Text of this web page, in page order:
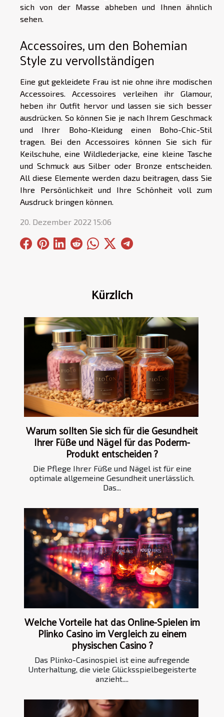
Kürzlich
Warum sollten Sie sich für die Gesundheit
Ihrer Füße und Nägel für das Poderm-
Produkt entscheiden ?
Die Pflege Ihrer Füße und Nägel ist für eine
optimale allgemeine Gesundheit unerlässlich.
Das...
Welche Vorteile hat das Online-Spielen im
Plinko Casino im Vergleich zu einem
physischen Casino ?
Das Plinko-Casinospiel ist eine aufregende
Unterhaltung, die viele Glücksspielbegeisterte
anzieht....
sich von der Masse abheben und Ihnen ähnlich
sehen.
Accessoires, um den Bohemian
Style zu vervollständigen
Eine gut gekleidete Frau ist nie ohne ihre modischen
Accessoires. Accessoires verleihen ihr Glamour,
heben ihr Outfit hervor und lassen sie sich besser
ausdrücken. So können Sie je nach Ihrem Geschmack
und Ihrer Boho-Kleidung einen Boho-Chic-Stil
tragen. Bei den Accessoires können Sie sich für
Keilschuhe, eine Wildlederjacke, eine kleine Tasche
und Schmuck aus Silber oder Bronze entscheiden.
All diese Elemente werden dazu beitragen, dass Sie
Ihre Persönlichkeit und Ihre Schönheit voll zum
Ausdruck bringen können.
20. Dezember 2022 15:06